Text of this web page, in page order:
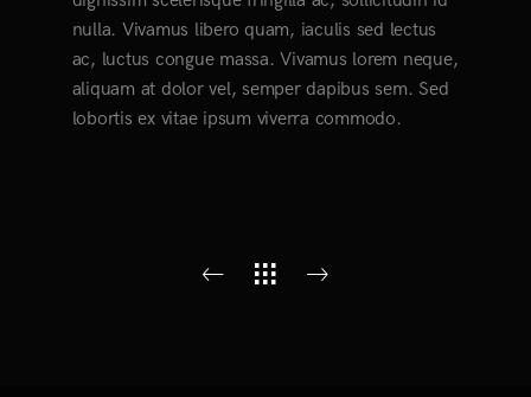
nulla. Vivamus libero quam, iaculis sed lectus
ac, luctus congue massa. Vivamus lorem neque,
aliquam at dolor vel, semper dapibus sem. Sed
lobortis ex vitae ipsum viverra commodo.